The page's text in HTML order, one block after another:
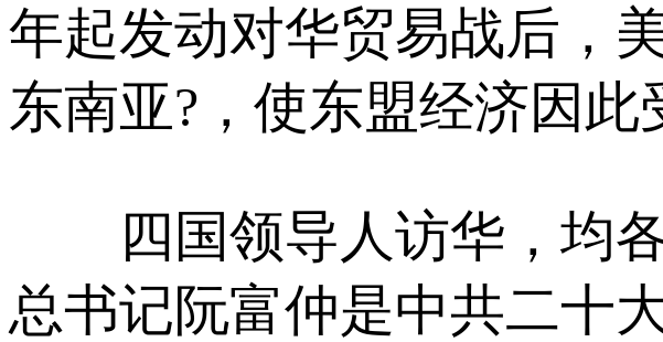
年起发动对华贸易战后，
东南亚?，使东盟经济因此
四国领导人访华，均各
总书记阮富仲是中共二十